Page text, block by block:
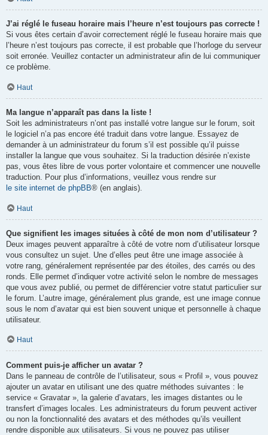
J’ai réglé le fuseau horaire mais l’heure n’est toujours pas correcte !
Si vous êtes certain d’avoir correctement réglé le fuseau horaire mais que
l’heure n’est toujours pas correcte, il est probable que l’horloge du serveur
soit erronée. Veuillez contacter un administrateur afin de lui communiquer
ce problème.
Haut
Ma langue n’apparaît pas dans la liste !
Soit les administrateurs n’ont pas installé votre langue sur le forum, soit
le logiciel n’a pas encore été traduit dans votre langue. Essayez de
demander à un administrateur du forum s’il est possible qu’il puisse
installer la langue que vous souhaitez. Si la traduction désirée n’existe
pas, vous êtes libre de vous porter volontaire et commencer une nouvelle
traduction. Pour plus d’informations, veuillez vous rendre sur
le site internet de phpBB® (en anglais).
Haut
Que signifient les images situées à côté de mon nom d’utilisateur ?
Deux images peuvent apparaître à côté de votre nom d’utilisateur lorsque
vous consultez un sujet. Une d’elles peut être une image associée à
votre rang, généralement représentée par des étoiles, des carrés ou des
ronds. Elle permet d’indiquer votre activité selon le nombre de messages
que vous avez publié, ou permet de différencier votre statut particulier sur
le forum. L’autre image, généralement plus grande, est une image connue
sous le nom d’avatar qui est bien souvent unique et personnelle à chaque
utilisateur.
Haut
Comment puis-je afficher un avatar ?
Dans le panneau de contrôle de l’utilisateur, sous « Profil », vous pouvez
ajouter un avatar en utilisant une des quatre méthodes suivantes : le
service « Gravatar », la galerie d’avatars, les images distantes ou le
transfert d’images locales. Les administrateurs du forum peuvent activer
ou non la fonctionnalité des avatars et des méthodes qu’ils veuillent
rendre disponible aux utilisateurs. Si vous ne pouvez pas utiliser